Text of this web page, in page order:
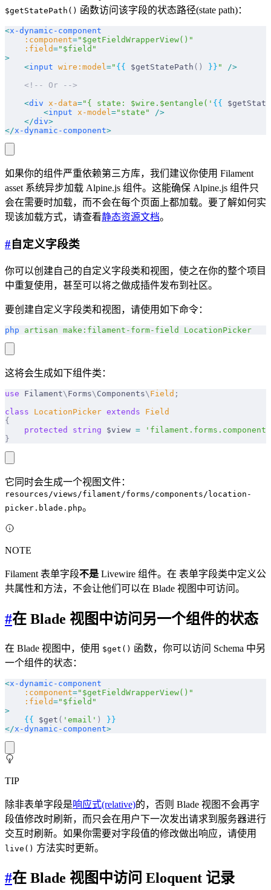
$getStatePath() 函数访问该字段的状态路径(state path)：
<x-dynamic-component
    :component
="$getFieldWrapperView()"
    :field
="$field"
>
    <
input wire:model=" {{ $getStatePath () }} "
/>
    <!-- Or -->
    <
div x-data="{ state: $wire.$entangle(' {{
        <
input x-model="state"
/>
    </
div>
</x-dynamic-component>
如果你的组件严重依赖第三方库，我们建议你使用 Filament
asset 系统异步加载 Alpine.js 组件。这能确保 Alpine.js 组件只
会在需要时加载，而不会在每个页面上都加载。要了解如何实
现该加载方式，请查看静态资源文档。
#自定义字段类
你可以创建自己的自定义字段类和视图，使之在你的整个项目
中重复使用，甚至可以将之做成插件发布到社区。
要创建自定义字段类和视图，请使用如下命令：
php artisan make:filament-form-field LocationPicker
这将会生成如下组件类：
use Filament\ Forms\ Components\ Field ;
class LocationPicker extends Field
{
    protected
string $view =
}
它同时会生成一个视图文件：
resources/views/filament/forms/components/location-
picker.blade.php。
NOTE
Filament 表单字段不是 Livewire 组件。在 表单字段类中定义公
共属性和方法，不会让他们可以在 Blade 视图中可访问。
#在 Blade 视图中访问另一个组件的状态
在 Blade 视图中，使用 $get() 函数，你可以访问 Schema 中另
一个组件的状态：
<x-dynamic-component
    :component
="$getFieldWrapperView()"
    :field
="$field"
>
    {{
$get ( 'email' )
}}
</x-dynamic-component>
TIP
除非表单字段是响应式(relative)的，否则 Blade 视图不会再字
段值修改时刷新，而只会在用户下一次发出请求到服务器进行
交互时刷新。如果你需要对字段值的修改做出响应，请使用
live() 方法实时更新。
#在 Blade 视图中访问 Eloquent 记录